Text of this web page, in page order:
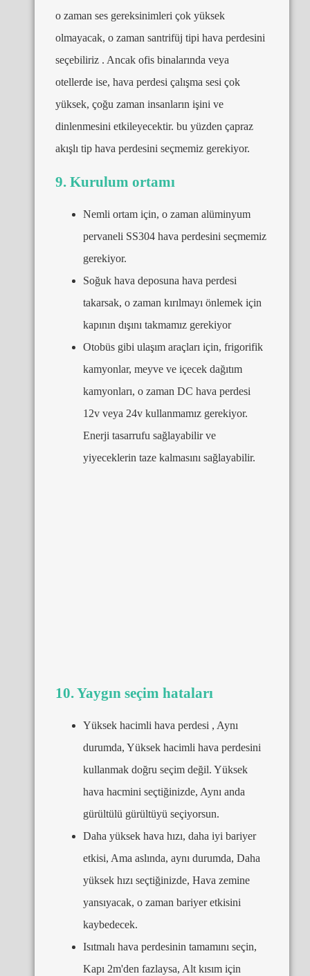
o zaman ses gereksinimleri çok yüksek
olmayacak, o zaman santrifüj tipi hava perdesini
seçebiliriz . Ancak ofis binalarında veya
otellerde ise, hava perdesi çalışma sesi çok
yüksek, çoğu zaman insanların işini ve
dinlenmesini etkileyecektir. bu yüzden çapraz
akışlı tip hava perdesini seçmemiz gerekiyor.
9. Kurulum ortamı
Nemli ortam için, o zaman alüminyum
pervaneli SS304 hava perdesini seçmemiz
gerekiyor.
Soğuk hava deposuna hava perdesi
takarsak, o zaman kırılmayı önlemek için
kapının dışını takmamız gerekiyor
Otobüs gibi ulaşım araçları için, frigorifik
kamyonlar, meyve ve içecek dağıtım
kamyonları, o zaman DC hava perdesi
12v veya 24v kullanmamız gerekiyor.
Enerji tasarrufu sağlayabilir ve
yiyeceklerin taze kalmasını sağlayabilir.
10. Yaygın seçim hataları
Yüksek hacimli hava perdesi , Aynı
durumda, Yüksek hacimli hava perdesini
kullanmak doğru seçim değil. Yüksek
hava hacmini seçtiğinizde, Aynı anda
gürültülü gürültüyü seçiyorsun.
Daha yüksek hava hızı, daha iyi bariyer
etkisi, Ama aslında, aynı durumda, Daha
yüksek hızı seçtiğinizde, Hava zemine
yansıyacak, o zaman bariyer etkisini
kaybedecek.
Isıtmalı hava perdesinin tamamını seçin,
Kapı 2m'den fazlaysa, Alt kısım için